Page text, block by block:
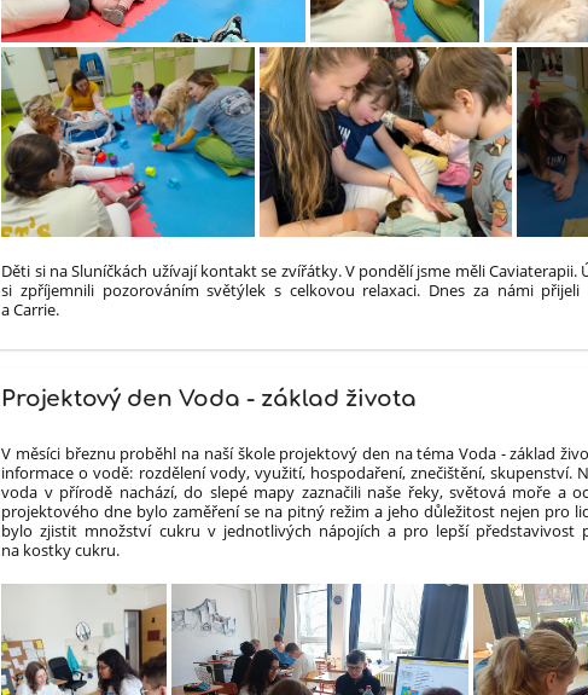
Děti si na Sluníčkách užívají kontakt se zvířátky. V pondělí jsme měli Caviaterapii.
si zpříjemnili pozorováním světýlek s celkovou relaxaci. Dnes za námi přijeli
a Carrie.
Projektový den Voda - základ života
V měsíci březnu proběhl na naší škole projektový den na téma Voda - základ
informace o vodě: rozdělení vody, využití, hospodaření, znečištění, skupenství.
voda v přírodě nachází, do slepé mapy zaznačili naše řeky, světová moře a
projektového dne bylo zaměření se na pitný režim a jeho důležitost nejen pro
bylo zjistit množství cukru v jednotlivých nápojích a pro lepší představivost
na kostky cukru.